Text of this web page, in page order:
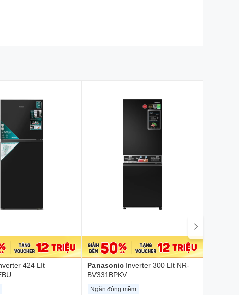
424 Lít
Panasonic Inverter 300 Lít NR-
BV331BPKV
Ngăn đông mềm